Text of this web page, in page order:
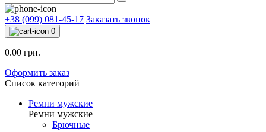
+38 (099) 081-45-17 Заказать звонок
0
0.00 грн.
Оформить заказ
Список категорий
Ремни мужские
Ремни мужские
Брючные